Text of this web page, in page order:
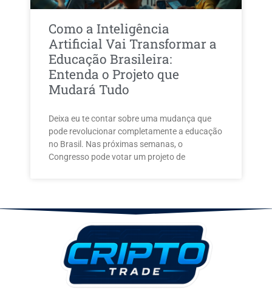
Como a Inteligência
Artificial Vai Transformar a
Educação Brasileira:
Entenda o Projeto que
Mudará Tudo
Deixa eu te contar sobre uma mudança que
pode revolucionar completamente a educação
no Brasil. Nas próximas semanas, o
Congresso pode votar um projeto de